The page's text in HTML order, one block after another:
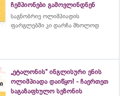
ჩემპიონები გამოვლინდნენ
საგნობრივ ოლიმპიადის
ფარგლებში კი დარჩა მხოლოდ
„ეტალონის“ ინგლისური ენის
ოლიმპიადა დაიწყო! - ჩაერთეთ
საგაზაფხულო სეზონის